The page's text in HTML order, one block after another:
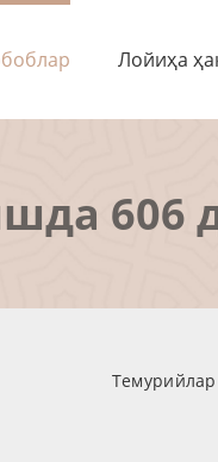
Лойиҳа
606